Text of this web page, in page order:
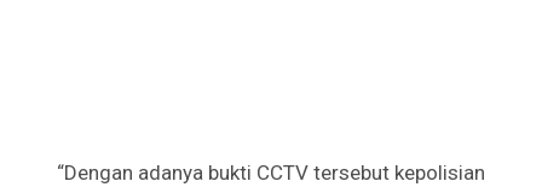
“Dengan adanya bukti CCTV tersebut kepolisian